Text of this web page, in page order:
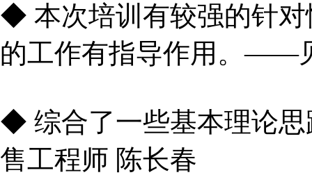
◆ 本次培训有较强的针
的工作有指导作用。——
◆ 综合了一些基本理论
售工程师 陈长春